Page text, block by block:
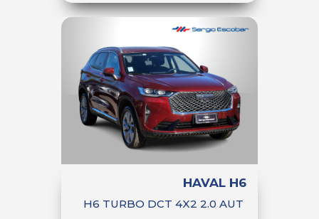
HAVAL H6
H6 TURBO DCT 4X2 2.0 AUT